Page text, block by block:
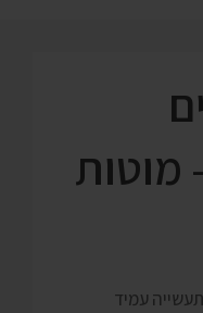
– מוטות
עמיד